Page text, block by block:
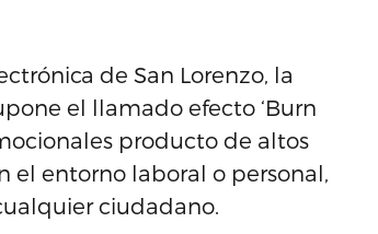
de San Lorenzo, la
el llamado efecto ‘Burn
producto de altos
el entorno laboral o personal,
ciudadano.